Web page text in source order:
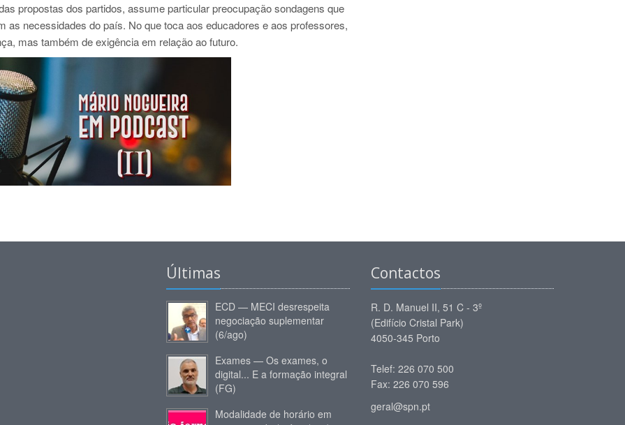
propostas dos partidos, assume particular preocupação sondagens que
as necessidades do país. No que toca aos educadores e aos professores,
mas também de exigência em relação ao futuro.
Últimas
ECD — MECI desrespeita
negociação suplementar
(6/ago)
Exames — Os exames, o
digital... E a formação integral
(FG)
Modalidade de horário em
Contactos
R. D. Manuel II, 51 C - 3º
(Edifício Cristal Park)
4050-345 Porto
Telef: 226 070 500
Fax: 226 070 596
geral@spn.pt